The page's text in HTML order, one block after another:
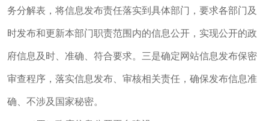
务分解表，将信息发布责任落实到具体部门，要求各部门及
时发布和更新本部门职责范围内的信息公开，实现公开的政
府信息及时、准确、符合要求。三是确定网站信息发布保密
审查程序，落实信息发布、审核相关责任，确保发布信息准
确、不涉及国家秘密。